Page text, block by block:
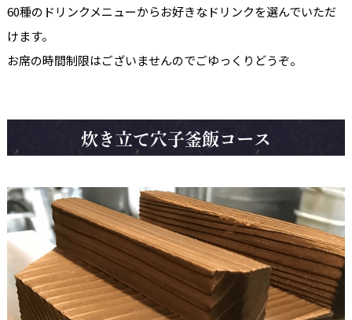
60種のドリンクメニューからお好きなドリンクを選んでいただ
けます。
お席の時間制限はございませんのでごゆっくりどうぞ。
炊き立て穴子釜飯コース